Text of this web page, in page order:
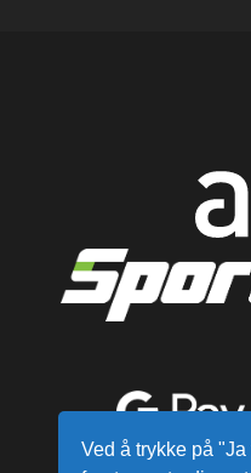
Ved å trykke på